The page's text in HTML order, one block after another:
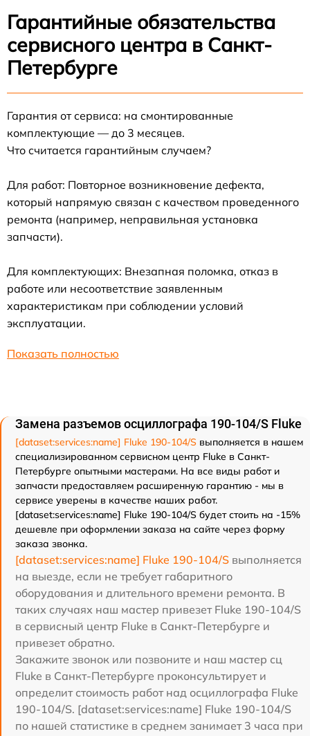
Гарантийные обязательства
сервисного центра в Санкт-
Петербурге
Гарантия от сервиса: на смонтированные
комплектующие — до 3 месяцев.
Что считается гарантийным случаем?
Для работ: Повторное возникновение дефекта,
который напрямую связан с качеством проведенного
ремонта (например, неправильная установка
запчасти).
Для комплектующих: Внезапная поломка, отказ в
работе или несоответствие заявленным
характеристикам при соблюдении условий
эксплуатации.
Показать полностью
Замена разъемов осциллографа 190-104/S Fluke
[dataset:services:name] Fluke 190-104/S выполняется в нашем
специализированном сервисном центр Fluke в Санкт-
Петербурге опытными мастерами. На все виды работ и
запчасти предоставляем расширенную гарантию - мы в
сервисе уверены в качестве наших работ.
[dataset:services:name] Fluke 190-104/S будет стоить на -15%
дешевле при оформлении заказа на сайте через форму
заказа звонка.
[dataset:services:name] Fluke 190-104/S выполняется
на выезде, если не требует габаритного
оборудования и длительного времени ремонта. В
таких случаях наш мастер привезет Fluke 190-104/S
в сервисный центр Fluke в Санкт-Петербурге и
привезет обратно.
Закажите звонок или позвоните и наш мастер сц
Fluke в Санкт-Петербурге проконсультирует и
определит стоимость работ над осциллографа Fluke
190-104/S. [dataset:services:name] Fluke 190-104/S
по нашей статистике в среднем занимает 3 часа при